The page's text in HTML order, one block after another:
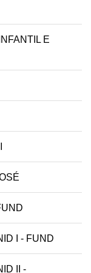
E
I - FUND
II -